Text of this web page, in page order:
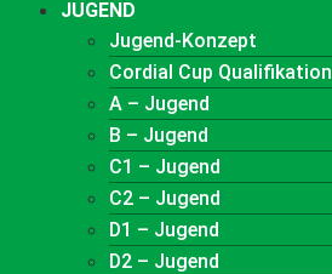
JUGEND
Jugend-Konzept
Cordial Cup Qualifikation
A – Jugend
B – Jugend
C1 – Jugend
C2 – Jugend
D1 – Jugend
D2 – Jugend